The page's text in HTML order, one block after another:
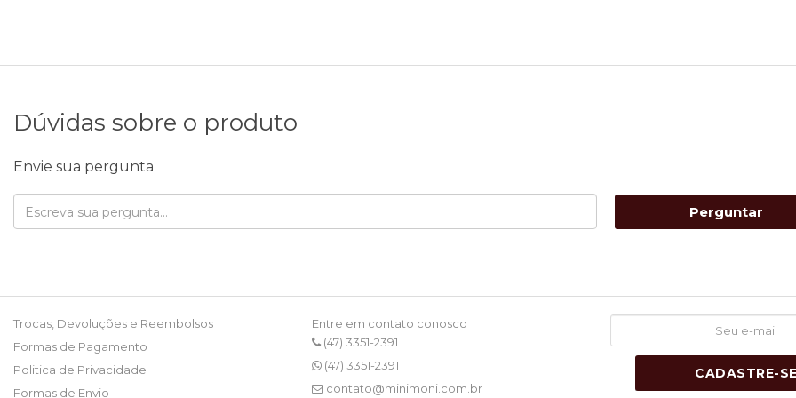
Dúvidas sobre o produto
Envie sua pergunta
Perguntar
Trocas, Devoluções e Reembolsos
Formas de Pagamento
Politica de Privacidade
Formas de Envio
Entre em contato conosco
(47) 3351-2391
(47) 3351-2391
contato@minimoni.com.br
CADASTRE-